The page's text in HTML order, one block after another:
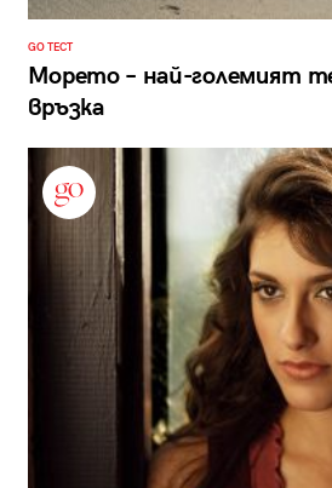
GO ТЕСТ
Морето – най-големият
връзка